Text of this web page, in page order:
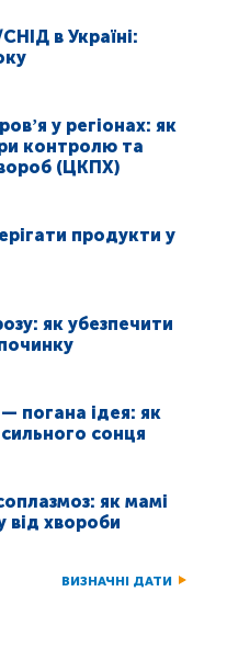
в Україні:
у регіонах: як
контролю та
(ЦКПХ)
продукти у
як убезпечити
погана ідея: як
сонця
як мамі
від хвороби
ВИЗНАЧНІ ДАТИ